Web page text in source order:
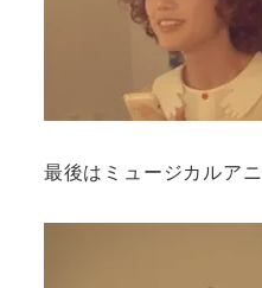
最後はミュージカルア